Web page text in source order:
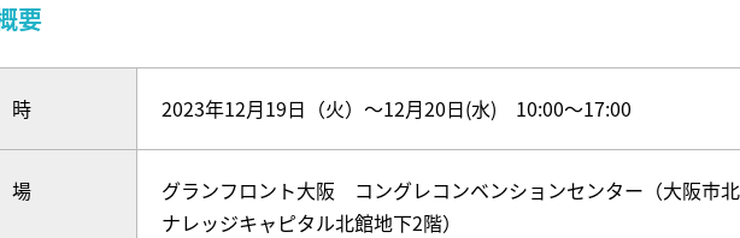
要
時 2023年12月19日（火）～12月20日(水) 10:00～17:00
場
グランフロント大阪 コングレコンベンションセンター（大阪
ナレッジキャピタル北館地下2階）